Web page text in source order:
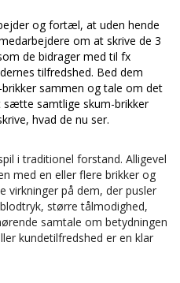
og fortæl, at uden hende
om at skrive de 3
de bidrager med til fx
tilfredshed. Bed dem
sammen og tale om det
sætte samtlige skum-brikker
hvad de nu ser.
i traditionel forstand. Alligevel
med en eller flere brikker og
virkninger på dem, der pusler
større tålmodighed,
samtale om betydningen
kundetilfredshed er en klar